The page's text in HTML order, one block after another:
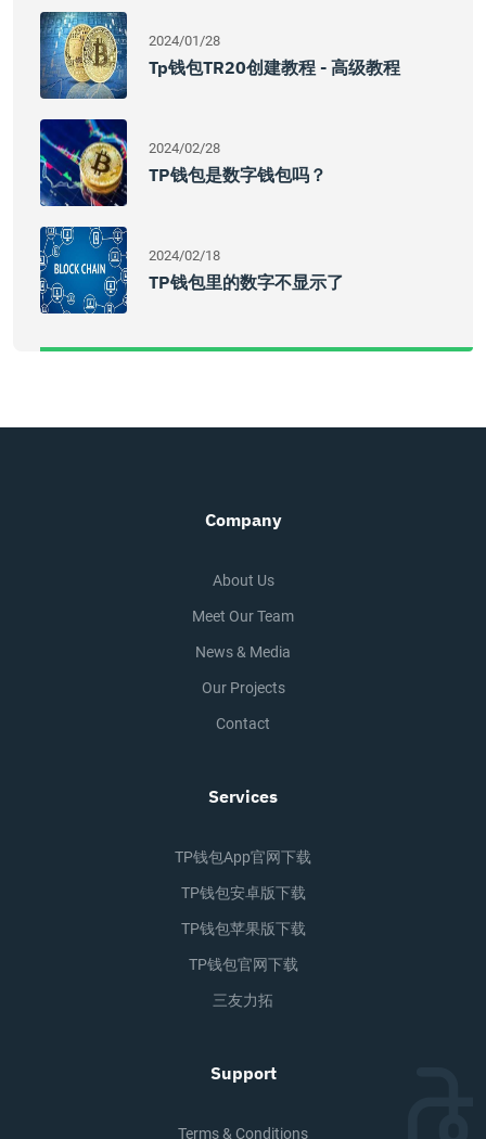
2024/01/28
Tp钱包TR20创建教程 - 高级教程
2024/02/28
TP钱包是数字钱包吗？
2024/02/18
TP钱包里的数字不显示了
Company
About Us
Meet Our Team
News & Media
Our Projects
Contact
Services
TP钱包app官网下载
TP钱包安卓版下载
TP钱包苹果版下载
TP钱包官网下载
三友力拓
Support
Terms & Conditions